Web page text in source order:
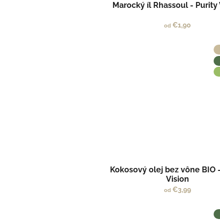
Marocký íl Rhassoul - Purity
od€1,90
Kokosový olej bez vône BIO
Vision
od€3,99